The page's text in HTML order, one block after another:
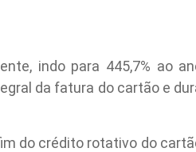
indo para 445,7% ao
da fatura do cartão e
do crédito rotativo do